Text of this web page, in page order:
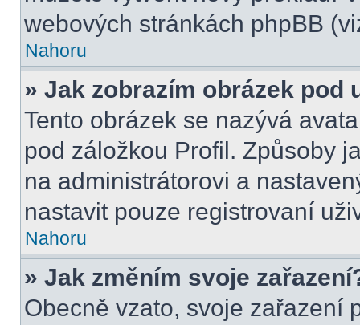
webových stránkách phpBB
Nahoru
» Jak zobrazím obrázek pod
Tento obrázek se nazývá
pod záložkou Profil. Způsoby
na administrátorovi a
nastavit pouze registrovaní
Nahoru
» Jak změním svoje
Obecně vzato, svoje zařazení